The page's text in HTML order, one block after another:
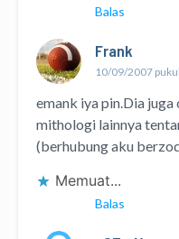
Balas
Frank
10/09/2007
emank iya pin.Dia
mithologi lainnya
(berhubung aku
Memuat...
Balas